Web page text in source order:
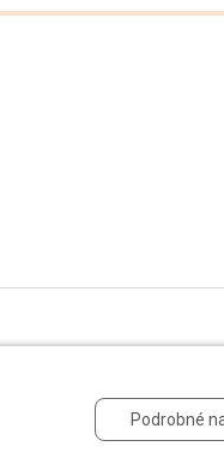
Podrobné